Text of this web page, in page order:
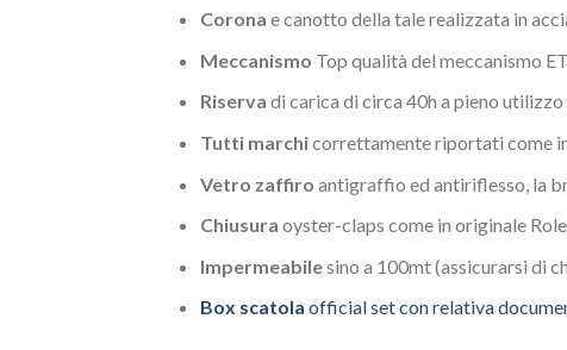
Corona e canotto della tale realizzata in
Meccanismo Top qualità del meccanismo
Riserva di carica di circa 40h a pieno
Tutti marchicorrettamente riportati come
Vetro zaffiro antigraffio ed antiriflesso, la
Chiusura oyster-claps come in originale
Impermeabilesino a 100mt (assicurarsi di
Box scatola official set con relativa